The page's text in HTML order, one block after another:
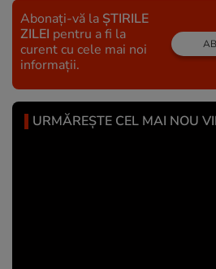
Abonați-vă la ȘTIRILE
ZILEI pentru a fi la
curent cu cele mai noi
informații.
URMĂREȘTE CEL MAI NOU